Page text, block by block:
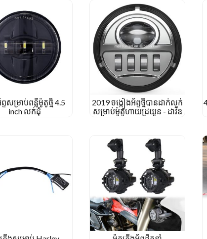
ព្ទសម្រាប់ពន្លឺម៉ូតូថ្មី 4.5
inch លក់ដុំ
2019 ចង្កៀងអ័ព្ទថ្មីបានដាក់លក់
សម្រាប់ម៉ូតូហាយដ្រយូន - ដាវីឌ